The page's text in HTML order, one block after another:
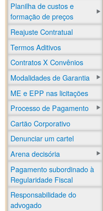
Planilha de custos e
formação de preços
Reajuste Contratual
Termos Aditivos
Contratos X Convênios
Modalidades de Garantia
ME e EPP nas licitações
Processo de Pagamento
Cartão Corporativo
Denunciar um cartel
Arena decisória
Pagamento subordinado à
Regularidade Fiscal
Responsabilidade do
advogado